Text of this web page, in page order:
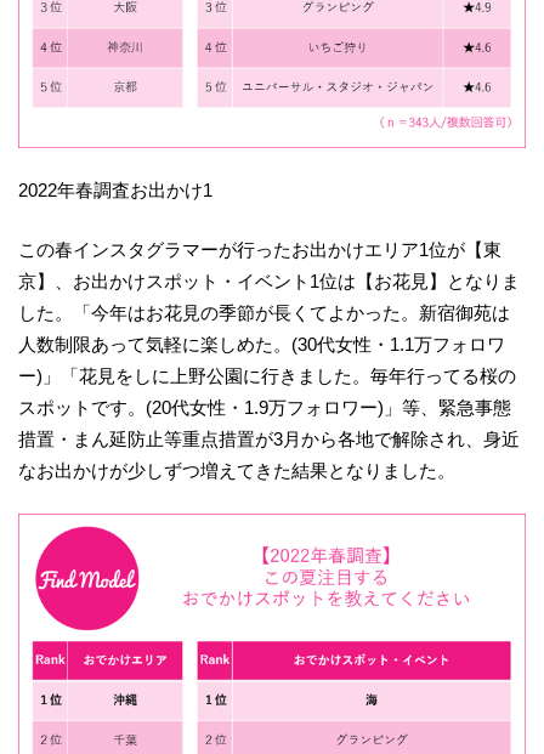
2022年春調査お出かけ1
この春インスタグラマーが行ったお出かけエリア1位が【東
京】、お出かけスポット・イベント1位は【お花見】となりま
した。「今年はお花見の季節が長くてよかった。新宿御苑は
人数制限あって気軽に楽しめた。(30代女性・1.1万フォロワ
ー)」「花見をしに上野公園に行きました。毎年行ってる桜の
スポットです。(20代女性・1.9万フォロワー)」等、緊急事態
措置・まん延防止等重点措置が3月から各地で解除され、身近
なお出かけが少しずつ増えてきた結果となりました。